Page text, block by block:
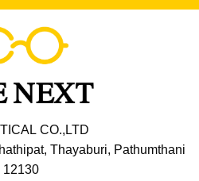
CO.,LTD
Thayaburi, Pathumthani
12130